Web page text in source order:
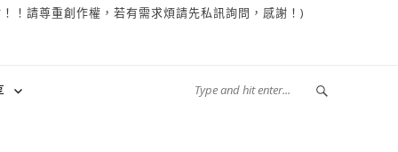
請尊重創作權，若有需求煩請先私訊詢問，感謝！)